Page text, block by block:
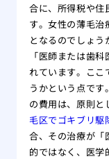
合に、所得税や住
す。女性の薄毛治
となるのでしょう
「医師または歯
れています。こ
うかという点で
の費用は、原則
毛区でゴキブリ駆
合、その治療が「
的ではなく、医学